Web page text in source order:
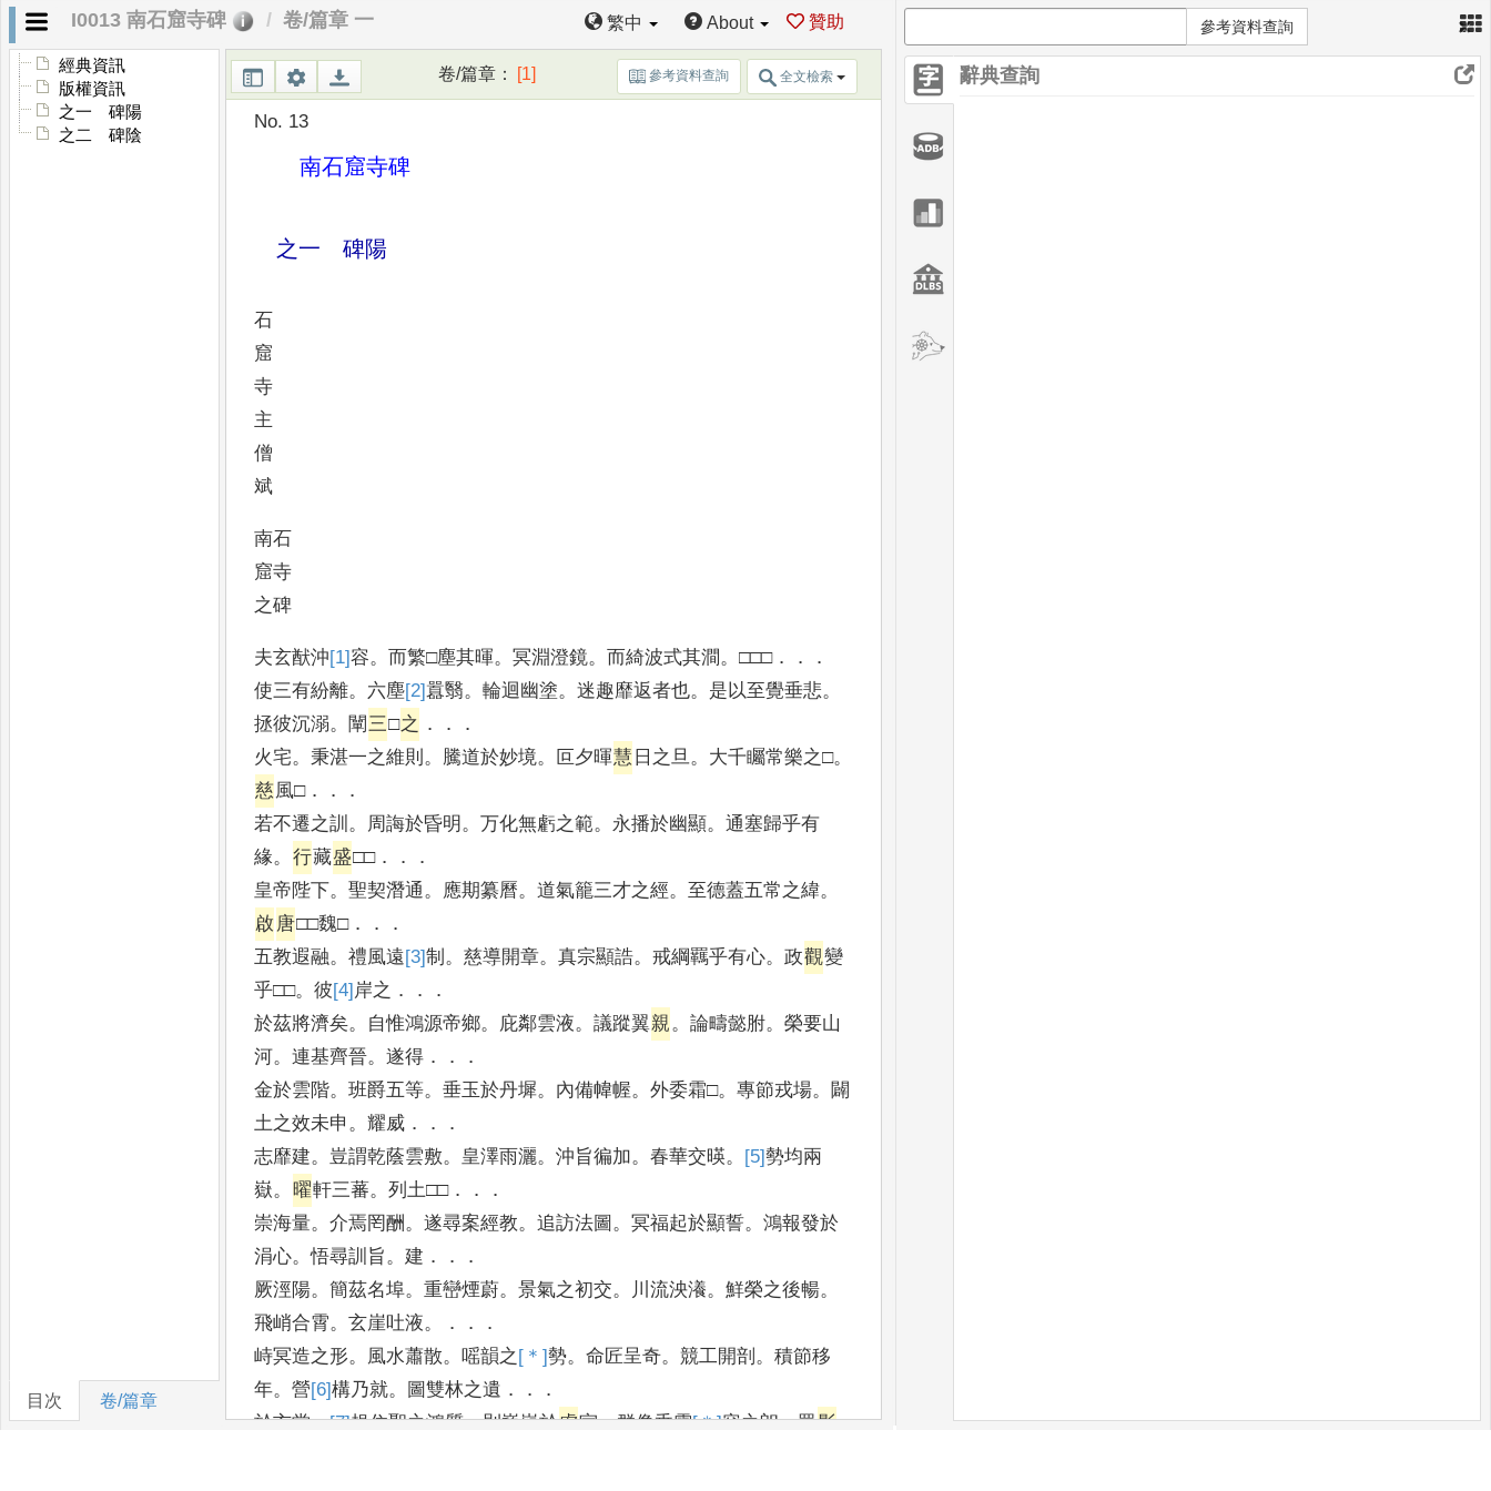
I0013 南石窟寺碑 卷/篇章 一 繁中 About 贊助
經典資訊
版權資訊
之一 碑陽
之二 碑陰
目次 卷/篇章
卷/篇章 ： [1] 參考資料查詢 全文檢索
No. 13
南石窟寺碑
之一 碑陽
石
窟
寺
主
僧
斌
南石
窟寺
之碑
夫玄猷沖[1]容。 而繁□塵其暉。 冥淵澄鏡。 而綺波式其澗 。 □□□．．．
使三有紛離。 六塵[2]囂翳。 輪迴幽塗。 迷趣靡返者也。 是以至覺垂悲。
拯彼沉溺。 闡 三□之 ．．．
火宅。 秉湛一之維則 。 騰道於妙境。 叵夕暉慧 日之旦 。 大千矚常樂之□。
慈風□．．．
若不遷之訓 。 周誨於昏明 。 万化無虧之範。 永播於幽顯。 通塞歸乎有
緣。 行藏盛□□．．．
皇帝陛下。 聖契潛通 。 應期纂曆。 道氣籠三才之經。 至德蓋五常之緯。
啟 唐□□魏□．．．
五教遐融。 禮風遠[3]制 。 慈導開章。 真宗顯誥。 戒綱羈乎有心。 政觀變
乎□□。 彼[4]岸之 ．．．
於茲將濟矣。 自惟鴻源帝鄉。 庇鄰雲液。 議蹤翼親 。 論疇懿胕。 榮要山
河。 連基齊晉。 遂得 ．．．
金於雲階。 班爵五等。 垂玉於丹墀。 內備幃幄。 外委霜□。 專節戎場。 闢
土之效未申 。 耀威 ．．．
志靡建。 豈謂乾蔭雲敷。 皇澤雨灑。 沖旨徧加。 春華交暎。 [5]勢均兩
嶽。 曜軒三蕃。 列土□□．．．
崇海量。 介焉罔酬 。 遂尋案經教。 追訪法圖 。 冥福起於顯誓。 鴻報發於
涓心。悟尋訓旨 。 建 ．．．
厥涇陽。 簡茲名埠。 重巒煙蔚。 景氣之初交。 川流泱瀁。 鮮榮之後暢。
飛峭合霄。 玄崖吐液。．．．
峙冥造之形。 風水蕭散。 嗂韻之[＊]勢。 命匠呈奇。 競工開剖 。 積節移
年。 營[6]構乃就。 圖雙林之遺 ．．．
於玄堂。[7]規住聖之鴻質。則巍嶷於虛室。群像垂霄[＊]容之朗。眾影
×
參考資料查詢
辭典查詢